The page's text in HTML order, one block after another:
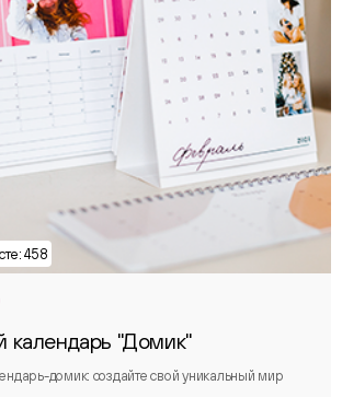
календарь "Домик"
домик: создайте свой уникальный мир